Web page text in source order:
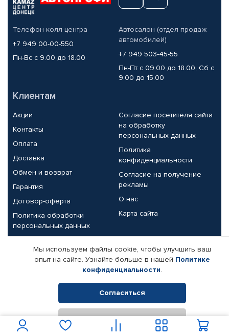
Телефон колл-центра
+7 949 00-00-550
Пн-Вс с 9.00 до 18.00
Автосалон (отдел продаж
автомобилей)
+7 949 503-45-55
Пн-Пт с 09.00 до 18.00, Сб с
9.00 до 15.00
Клиентам
Акции
Контакты
Оплата
Доставка
Обмен и возврат
Гарантия
Договор-оферта
Политика обработки
персональных данных
Согласие посетителя сайта
на обработку
персональных данных
Политика
конфиденциальности
Согласие на получение
рекламы
О нас
Карта сайта
Партнерам
Корпоративным клиентам
Поставщикам
Реквизиты компании
© КАМАЗ ЦЕНТР ДОНЕЦК, 2015-2026. Все права защищены.
Интернет-магазин автомобильных товаров Автопрофи.
Мы используем файлы cookie, чтобы улучшить ваш
опыт на сайте. Узнайте больше в нашей Политике
конфиденциальности.
Согласиться
Отклонить